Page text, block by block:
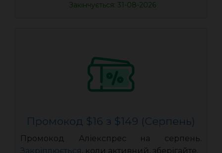
Закінчується: 31-08-2026
Промокод $16 з $149 (Серпень)
Промокод Аліекспрес на серпень.
Закріплюється, коли активний, зберігайте.